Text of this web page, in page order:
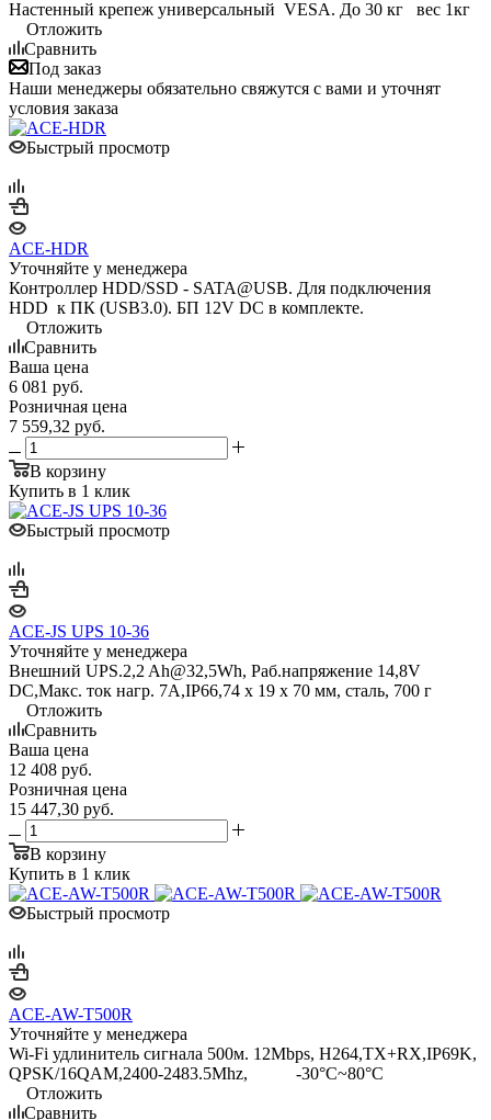
Настенный крепеж универсальный VESA. До 30 кг вес 1кг
Отложить
Сравнить
Под заказ
Наши менеджеры обязательно свяжутся с вами и уточнят
условия заказа
Быстрый просмотр
ACE-HDR
Уточняйте у менеджера
Контроллер HDD/SSD - SATA@USB. Для подключения
HDD к ПК (USB3.0). БП 12V DC в комплекте.
Отложить
Сравнить
Ваша цена
6 081 руб.
Розничная цена
7 559,32 руб.
В корзину
Купить в 1 клик
Быстрый просмотр
ACE-JS UPS 10-36
Уточняйте у менеджера
Внешний UPS.2,2 Ah@32,5Wh, Раб.напряжение 14,8V
DC,Макс. ток нагр. 7А,IP66,74 x 19 x 70 мм, сталь, 700 г
Отложить
Сравнить
Ваша цена
12 408 руб.
Розничная цена
15 447,30 руб.
В корзину
Купить в 1 клик
Быстрый просмотр
ACE-AW-T500R
Уточняйте у менеджера
Wi-Fi удлинитель сигнала 500м. 12Mbps, H264,TX+RX,IP69K,
QPSK/16QAM,2400-2483.5Mhz, -30°C~80°C
Отложить
Сравнить